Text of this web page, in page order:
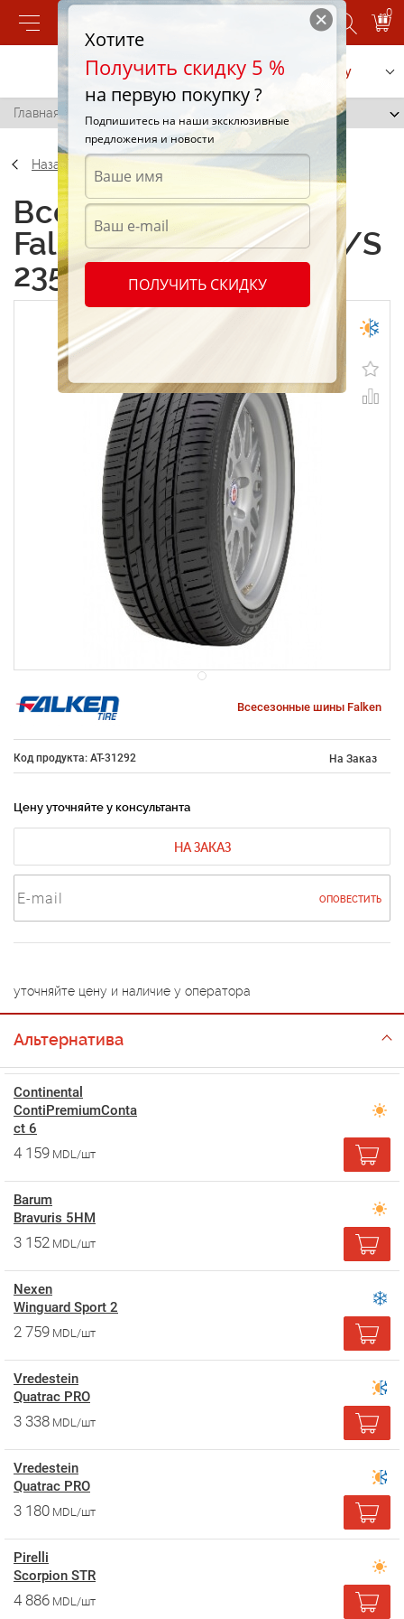
0
Позвонить Заказать услугу
Главная / Falken Azenis PT722 A/S 235/55 R17 99V
Назад
Всесезонные шины
Falken Azenis PT722 A/S
235/55 R17 99V
Всесезонные шины Falken
Код продукта: AT-31292 На Заказ
Цену уточняйте у консультанта
НА ЗАКАЗ
ОПОВЕСТИТЬ
уточняйте цену и наличие у оператора
Альтернатива
Continental
ContiPremiumConta
ct 6
4 159 MDL/шт
Barum
Bravuris 5HM
3 152 MDL/шт
Nexen
Winguard Sport 2
2 759 MDL/шт
Vredestein
Quatrac PRO
3 338 MDL/шт
Vredestein
Quatrac PRO
3 180 MDL/шт
Pirelli
Scorpion STR
4 886 MDL/шт
Хотите
Получить скидку 5 %
на первую покупку ?
Подпишитесь на наши эксклюзивные
предложения и новости
ПОЛУЧИТЬ СКИДКУ